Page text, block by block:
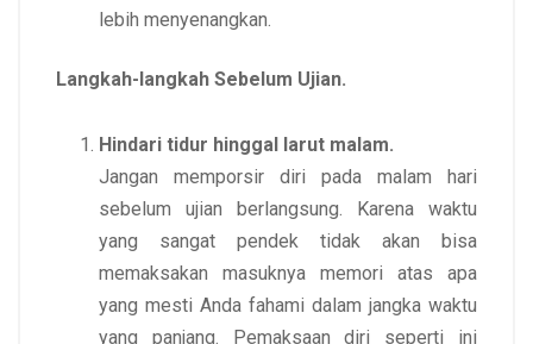
lebih menyenangkan.
Langkah-langkah Sebelum Ujian.
Hindari tidur hinggal larut malam.
Jangan memporsir diri pada malam hari
sebelum ujian berlangsung. Karena waktu
yang sangat pendek tidak akan bisa
memaksakan masuknya memori atas apa
yang mesti Anda fahami dalam jangka waktu
yang panjang. Pemaksaan diri seperti ini